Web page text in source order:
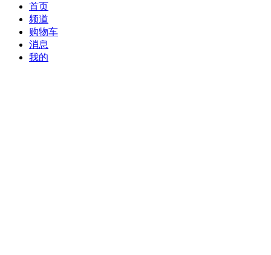
首页
频道
购物车
消息
我的